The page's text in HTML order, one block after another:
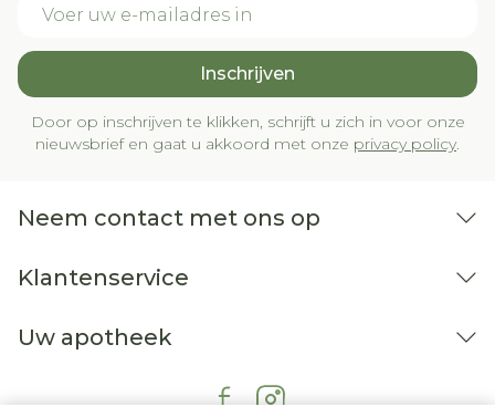
Inschrijven
Door op inschrijven te klikken, schrijft u zich in voor onze
nieuwsbrief en gaat u akkoord met onze privacy policy.
Neem contact met ons op
Klantenservice
Uw apotheek